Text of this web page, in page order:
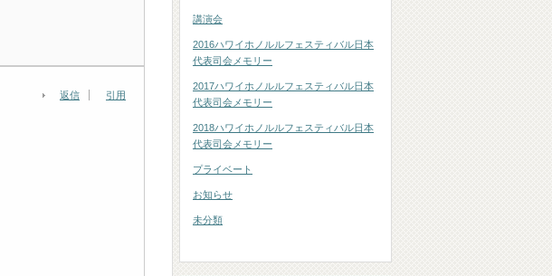
返信 引用
講演会
2016ハワイホノルルフェスティバル日本
代表司会メモリー
2017ハワイホノルルフェスティバル日本
代表司会メモリー
2018ハワイホノルルフェスティバル日本
代表司会メモリー
プライベート
お知らせ
未分類